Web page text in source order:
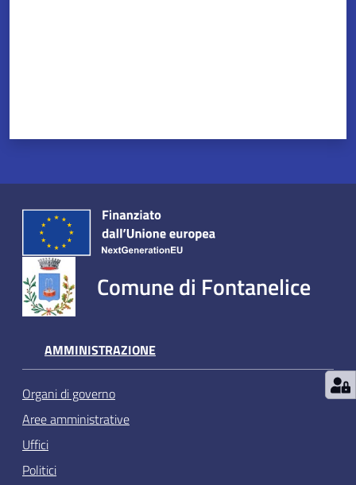
Comune di Fontanelice
AMMINISTRAZIONE
Organi di governo
Aree amministrative
Uffici
Politici